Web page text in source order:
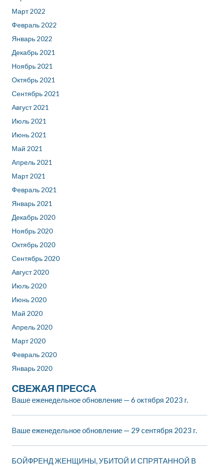
Март 2022
Февраль 2022
Январь 2022
Декабрь 2021
Ноябрь 2021
Октябрь 2021
Сентябрь 2021
Август 2021
Июль 2021
Июнь 2021
Май 2021
Апрель 2021
Март 2021
Февраль 2021
Январь 2021
Декабрь 2020
Ноябрь 2020
Октябрь 2020
Сентябрь 2020
Август 2020
Июль 2020
Июнь 2020
Май 2020
Апрель 2020
Март 2020
Февраль 2020
Январь 2020
СВЕЖАЯ ПРЕССА
Ваше еженедельное обновление — 6 октября 2023 г.
Ваше еженедельное обновление — 29 сентября 2023 г.
БОЙФРЕНД ЖЕНЩИНЫ, УБИТОЙ И СПРЯТАННОЙ В